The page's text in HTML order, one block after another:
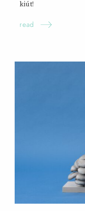
kiút!
read